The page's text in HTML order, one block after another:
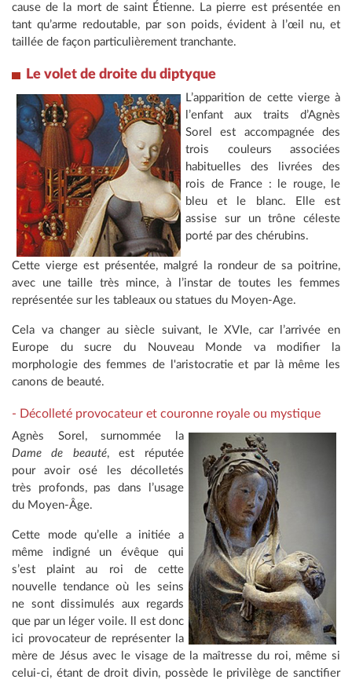
cause de la mort de saint Étienne. La pierre est présentée en
tant qu’arme redoutable, par son poids, évident à l’œil nu, et
taillée de façon particulièrement tranchante.
Le volet de droite du diptyque
L’apparition de cette vierge à
l’enfant aux traits d’Agnès
Sorel est accompagnée des
trois couleurs associées
habituelles des livrées des
rois de France : le rouge, le
bleu et le blanc. Elle est
assise sur un trône céleste
porté par des chérubins.
Cette vierge est présentée, malgré la rondeur de sa poitrine,
avec une taille très mince, à l’instar de toutes les femmes
représentée sur les tableaux ou statues du Moyen-Age.
Cela va changer au siècle suivant, le XVIe, car l’arrivée en
Europe du sucre du Nouveau Monde va modifier la
morphologie des femmes de l'aristocratie et par là même les
canons de beauté.
- Décolleté provocateur et couronne royale ou mystique
Agnès Sorel, surnommée la
Dame de beauté, est réputée
pour avoir osé les décolletés
très profonds, pas dans l’usage
du Moyen-Âge.
Cette mode qu’elle a initiée a
même indigné un évêque qui
s’est plaint au roi de cette
nouvelle tendance où les seins
ne sont dissimulés aux regards
que par un léger voile. ll est donc
ici provocateur de représenter la
mère de Jésus avec le visage de la maîtresse du roi, même si
celui-ci, étant de droit divin, possède le privilège de sanctifier